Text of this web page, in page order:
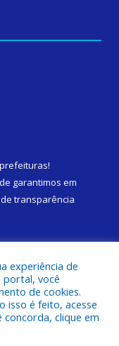
!
garantimos em
transparência
Municipal de Cametá.
experiência de
portal, você
de cookies.
isso é feito, acesse
concorda, clique em